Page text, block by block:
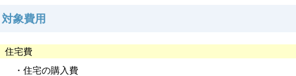
対象費用
住宅費
・住宅の購入費